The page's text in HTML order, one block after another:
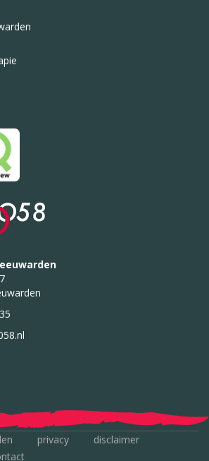
privacy
disclaimer